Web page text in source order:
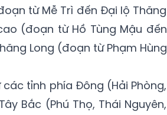
từ Mễ Trì đến Đại lộ Thăng
(đoạn từ Hồ Tùng Mậu đến
Long (đoạn từ Phạm Hùng
tỉnh phía Đông (Hải Phòng,
Bắc (Phú Thọ, Thái Nguyên,